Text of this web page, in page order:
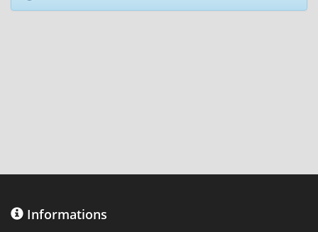
Informations